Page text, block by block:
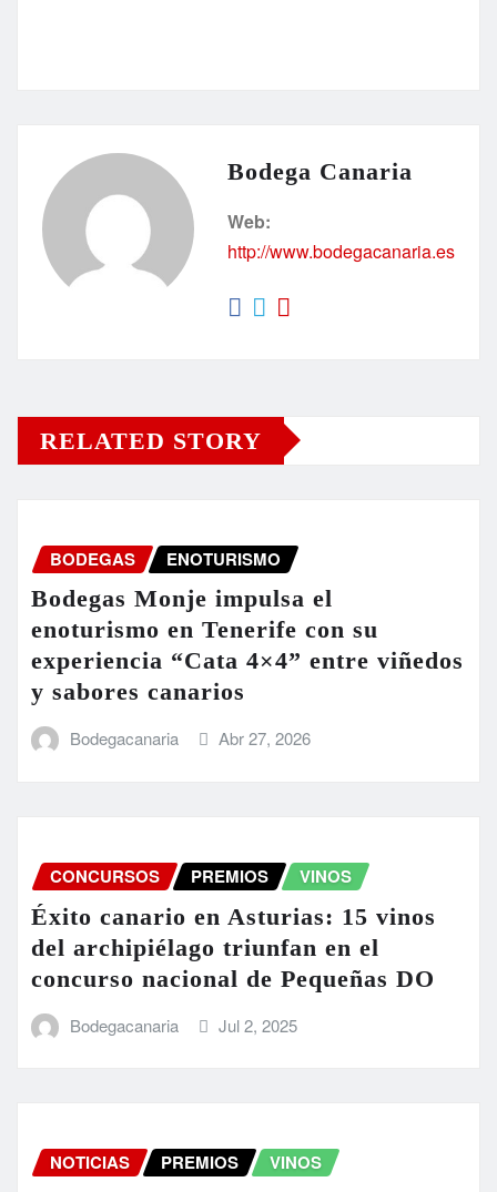
Bodega Canaria
Web:
http://www.bodegacanaria.es
RELATED STORY
BODEGAS ENOTURISMO
Bodegas Monje impulsa el
enoturismo en Tenerife con su
experiencia “Cata 4×4” entre viñedos
y sabores canarios
Bodegacanaria Abr 27, 2026
CONCURSOS PREMIOS VINOS
Éxito canario en Asturias: 15 vinos
del archipiélago triunfan en el
concurso nacional de Pequeñas DO
Bodegacanaria Jul 2, 2025
NOTICIAS PREMIOS VINOS